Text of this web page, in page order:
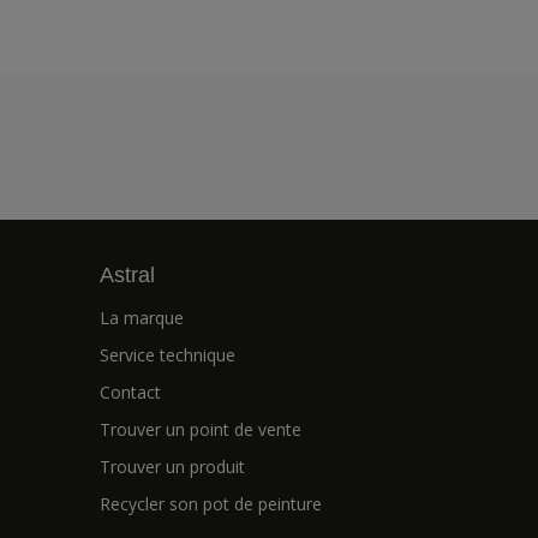
Astral
La marque
Service technique
Contact
Trouver un point de vente
Trouver un produit
Recycler son pot de peinture